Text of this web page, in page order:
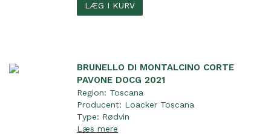
LÆG I KURV
BRUNELLO DI MONTALCINO CORTE
PAVONE DOCG 2021
Region: Toscana
Producent: Loacker Toscana
Type: Rødvin
Læs mere